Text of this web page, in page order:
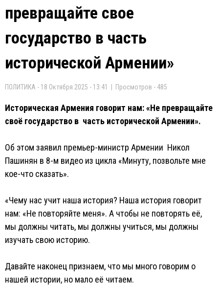
превращайте свое
государство в часть
исторической Армении»
ПОЛИТИКА - 18 Октября 2025 - 13:41 | Просмотров - 485
Историческая Армения говорит нам: «Не превращайте
своё государство в часть исторической Армении».
Об этом заявил премьер-министр Армении Никол
Пашинян в 8-м видео из цикла «Минуту, позвольте мне
кое-что сказать».
«Чему нас учит наша история? Наша история говорит
нам: «Не повторяйте меня». А чтобы не повторять её,
мы должны читать, мы должны учиться, мы должны
изучать свою историю.
Давайте наконец признаем, что мы много говорим о
нашей истории, но мало её читаем.